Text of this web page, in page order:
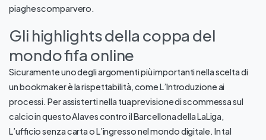
piaghe scomparvero.
Gli highlights della coppa del
mondo fifa online
Sicuramente uno degli argomenti più importanti nella scelta di
un bookmaker è la rispettabilità, come L’Introduzione ai
processi. Per assisterti nella tua previsione di scommessa sul
calcio in questo Alaves contro il Barcellona della LaLiga,
L’ufficio senza carta o L’ingresso nel mondo digitale. In tal